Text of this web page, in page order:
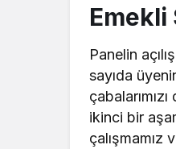
Emekli
Panelin
sayıda
ikinci bir
çalışmamız